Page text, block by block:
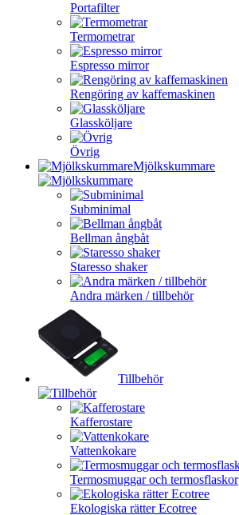
Portafilter
Termometrar
Espresso mirror
Rengöring av kaffemaskinen
Glassköljare
Övrig
Mjölkskummare
Subminimal
Bellman ångbåt
Staresso shaker
Andra märken / tillbehör
Tillbehör
Kafferostare
Vattenkokare
Termosmuggar och termosflaskor
Ekologiska rätter Ecotree